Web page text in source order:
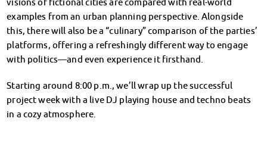
Wohnen-FAQ
Dokumente
AnsprechpartnerInnen
Soziales & Beratung
Sozialberatung
Rückerstattung Semesterbeitrag
PsychoSoziale Beratung
Kursangebote
examples from an urban planning perspective. Alongside
this, there will also be a “culinary” comparison of the parties’
platforms, offering a refreshingly different way to engage
with politics—and even experience it firsthand.
Starting around 8:00 p.m., we’ll wrap up the successful
project week with a live DJ playing house and techno beats
in a cozy atmosphere.